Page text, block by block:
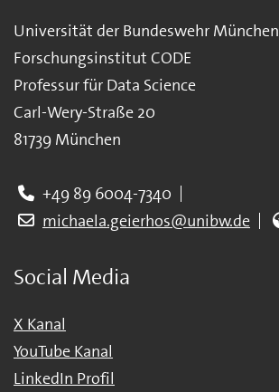
Universität der Bundeswehr München
Forschungsinstitut CODE
Professur für Data Science
Carl-Wery-Straße 20
81739 München
+49 89 6004-7340
michaela.geierhos@unibw.de
Social Media
X Kanal
YouTube Kanal
LinkedIn Profil